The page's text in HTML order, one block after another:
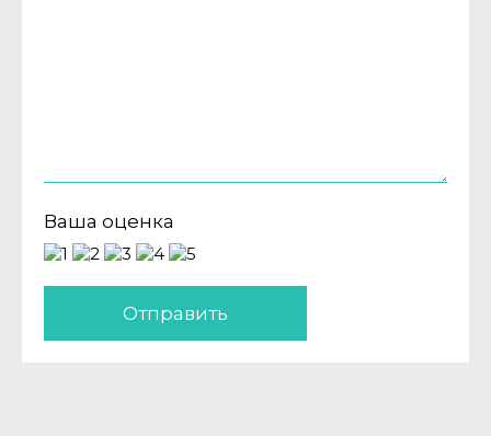
Ваша оценка
Отправить